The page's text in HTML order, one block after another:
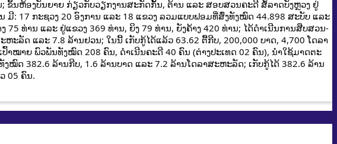
ຂຶ້ນຫ້ອງບັນຍາຍ ກ່ຽວກັບວຽກງານສະກັດກັ້ນ, ຕ້ານ ແລະ ສອບສວນຄະດີ ສໍ້ລາດບັງຫຼວງ ຢູ່
: 17 ກະຊວງ 20 ອົງການ ແລະ 18 ແຂວງ ລວມແບບຟອມທີ່ສົ່ງທັງໝົດ 44.898 ສະບັບ ແລະ
ທ່ານ ແລະ ຢູ່ແຂວງ 369 ທ່ານ, ຍິງ 79 ທ່ານ, ຍັງຄ້າງ 420 ທ່ານ; ໄດ້ດໍາເນີນການສືບສວນ-
ລັດ ແລະ 7.8 ລ້ານຢວນ; ໃນນີ້ ເກັບກູ້ໄດ້ແລ້ວ 63.62 ຕື້ກີບ, 200,000 ບາດ, 4,700 ໂດລາ
າໝາຍ ພົວພັນທັງໝົດ 208 ຄົນ, ດໍາເນີນຄະດີ 40 ຄົນ (ຕ່າງປະເທດ 02 ຄົນ), ນໍາໃຊ້ມາດຕະ
ດ 382.6 ລ້ານກີບ, 1.6 ລ້ານບາດ ແລະ 7.2 ລ້ານໂດລາສະຫະລັດ; ເກັບກູ້ໄດ້ 382.6 ລ້ານ
05 ຄົນ.